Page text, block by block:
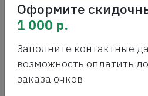
Интернет-магазин
СОЛНЦЕЗАЩИТНЫЕ
Оформите
1 000 р.
Заполните контактные
возможность оплатить до
заказа очков